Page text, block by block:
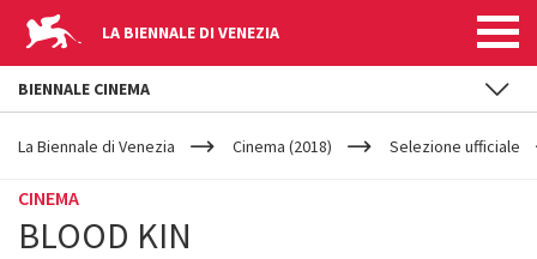
LA BIENNALE DI VENEZIA
YOUR
ARE
La Biennale di Venezia Cinema (2018) Selezione ufficiale
CINEMA
BLOOD KIN
BIENNALE CINEMA